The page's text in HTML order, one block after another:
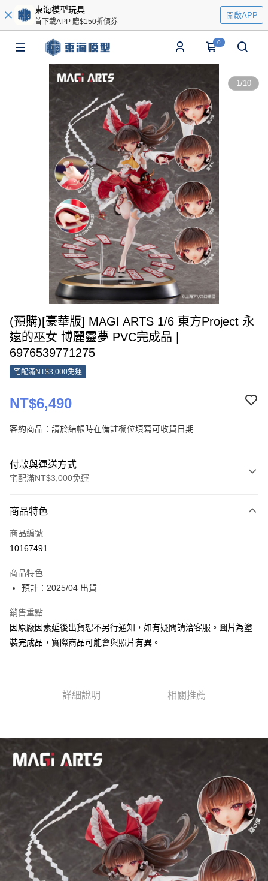
東海模型玩具
首下載APP 贈$150折價券
開啟APP
0
1/10
(預購)[豪華版] MAGI ARTS 1/6 東方Project 永
遠的巫女 博麗靈夢 PVC完成品 |
6976539771275
宅配滿NT$3,000免運
NT$6,490
客約商品：請於結帳時在備註欄位填寫可收貨日期
付款與運送方式
宅配滿NT$3,000免運
信用卡一次付款
Apple Pay
全盈+PAY
大哥付你分期
相關說明
1.本服務由台灣大哥大提供，台灣大哥大用戶可立即使用無須另外申請。
3.實際核准額度、可分期數及費用金額請依後續交易確認頁面所載為準。
4.訂單成立30分鐘內，如未前往確認交易或遇審核未通過，訂單將自動取
醒簡訊。
2.透過簡訊連結打開帳單後，可選擇「超商條碼／台灣大直營門市／銀行轉
帳／街口支付／iPASS MONEY」等通路繳費。
【注意事項】
1.本服務係由「台灣大哥大股份有限公司」（以下簡稱本公司）所提供，讓
用戶於交易時，得透過本服務購買商品或服務，並由商店將買賣／分期付款
買賣價金債權讓與本公司後，依約使用本公司帳單繳交帳款。
2.基於同意付款使用「大哥付你分期」之契約關係目的，商店將以您的個人
資料（包含姓名、電話或地址）提供予台灣大哥大進項蒐集、處理及利用，
由本公司與您本人進行分期帳單所需資料之確認、核對及更正。
3.完整用戶服務條款，請詳閱以下連結：https://oppay.tw/userRule
ATM付款
東海門市自取，需自備購物袋取貨唷。
商品特色
商品編號
10167491
商品特色
預計：2025/04 出貨
銷售重點
因原廠因素延後出貨恕不另行通知，如有疑問請洽客服。圖片為塗
裝完成品，實際商品可能會與照片有異。
詳細說明 相關推薦